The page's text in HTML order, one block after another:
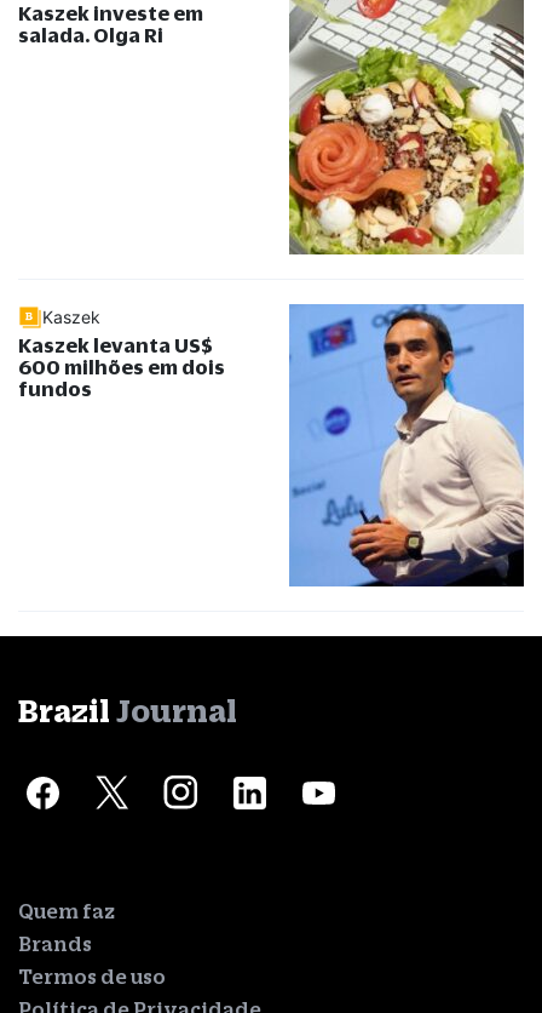
Kaszek investe em
salada. Olga Ri
Kaszek
Kaszek levanta US$
600 milhões em dois
fundos
Brazil Journal
Quem faz
Brands
Termos de uso